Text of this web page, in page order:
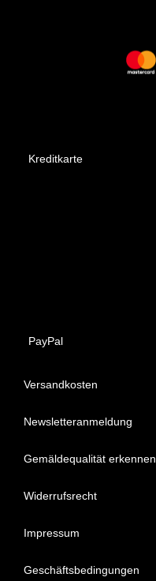
Kreditkarte
PayPal
Versandkosten
Newsletteranmeldung
Gemäldequalität erkennen
Widerrufsrecht
Impressum
Geschäftsbedingungen